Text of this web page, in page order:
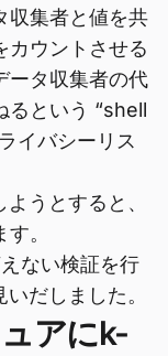
収集者と値を共
カウントさせる
ータ収集者の代
るという “shell
イバシーリス
うとすると、
。
ない検証を行
だしました。
アにk-